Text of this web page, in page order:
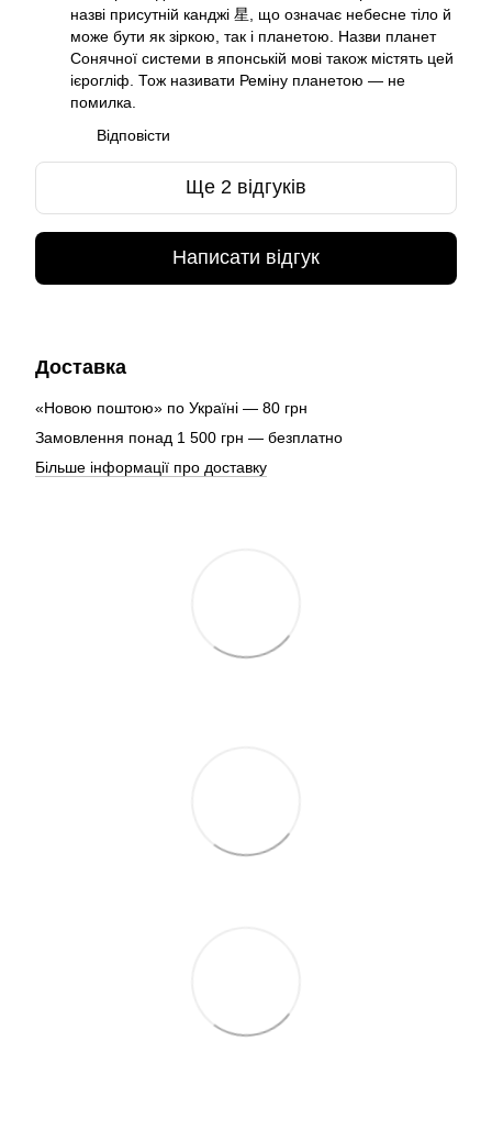
назві присутній канджі 星, що означає небесне тіло й
може бути як зіркою, так і планетою. Назви планет
Сонячної системи в японській мові також містять цей
ієрогліф. Тож називати Реміну планетою — не
помилка.
Відповісти
Ще 2 відгуків
Написати відгук
Доставка
«Новою поштою» по Україні — 80 грн
Замовлення понад 1 500 грн — безплатно
Більше інформації про доставку